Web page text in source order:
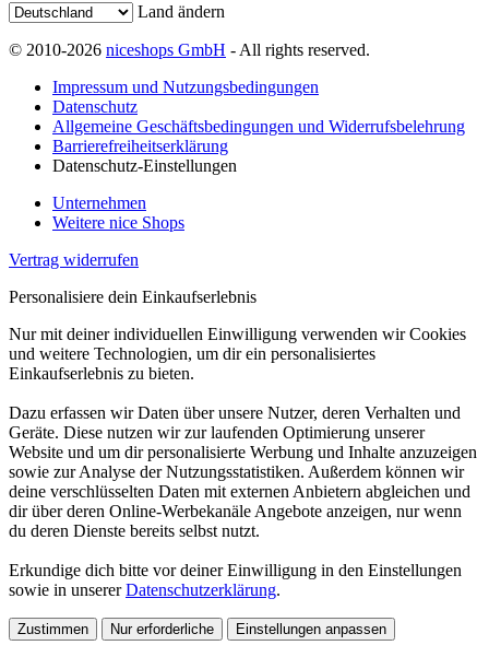
Land ändern
© 2010-2026 niceshops GmbH - All rights reserved.
Impressum und Nutzungsbedingungen
Datenschutz
Allgemeine Geschäftsbedingungen und Widerrufsbelehrung
Barrierefreiheitserklärung
Datenschutz-Einstellungen
Unternehmen
Weitere nice Shops
Vertrag widerrufen
Personalisiere dein Einkaufserlebnis
Nur mit deiner individuellen Einwilligung verwenden wir Cookies
und weitere Technologien, um dir ein personalisiertes
Einkaufserlebnis zu bieten.
Dazu erfassen wir Daten über unsere Nutzer, deren Verhalten und
Geräte. Diese nutzen wir zur laufenden Optimierung unserer
Website und um dir personalisierte Werbung und Inhalte anzuzeigen
sowie zur Analyse der Nutzungsstatistiken. Außerdem können wir
deine verschlüsselten Daten mit externen Anbietern abgleichen und
dir über deren Online-Werbekanäle Angebote anzeigen, nur wenn
du deren Dienste bereits selbst nutzt.
Erkundige dich bitte vor deiner Einwilligung in den Einstellungen
sowie in unsererDatenschutzerklärung.
Zustimmen Nur erforderliche Einstellungen anpassen